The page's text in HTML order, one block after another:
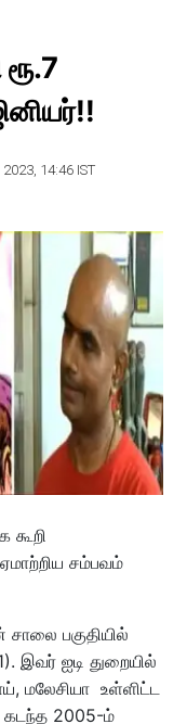
14:46 IST
சம்பவம்
பகுதியில்
இவர் ஐடி துறையில்
மலேசியா உள்ளிட்ட
கடந்த 2005-ம்